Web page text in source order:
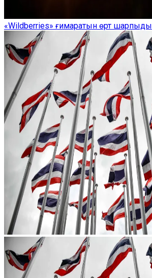
«Wildberries» ғимаратын өрт шарпыды